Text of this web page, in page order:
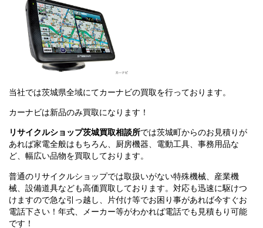
当社では茨城県全域にてカーナビの買取を行っております。
カーナビは新品のみ買取になります！
リサイクルショップ茨城買取相談所では茨城町からのお見積りが
あれば家電全般はもちろん、厨房機器、電動工具、事務用品な
ど、幅広い品物を買取しております。
普通のリサイクルショップでは取扱いがない特殊機械、産業機
械、設備道具なども高価買取しております。対応も迅速に駆けつ
けますので急な引っ越し、片付け等でお困り事があれば今すぐお
電話下さい！年式、メーカー等がわかれば電話でも見積もり可能
です！